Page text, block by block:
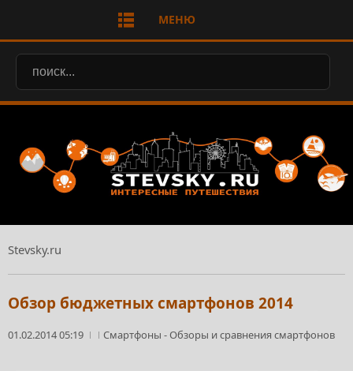
МЕНЮ
Stevsky.ru
Обзор бюджетных смартфонов 2014
01.02.2014 05:19 Смартфоны -Обзоры и сравнения смартфонов